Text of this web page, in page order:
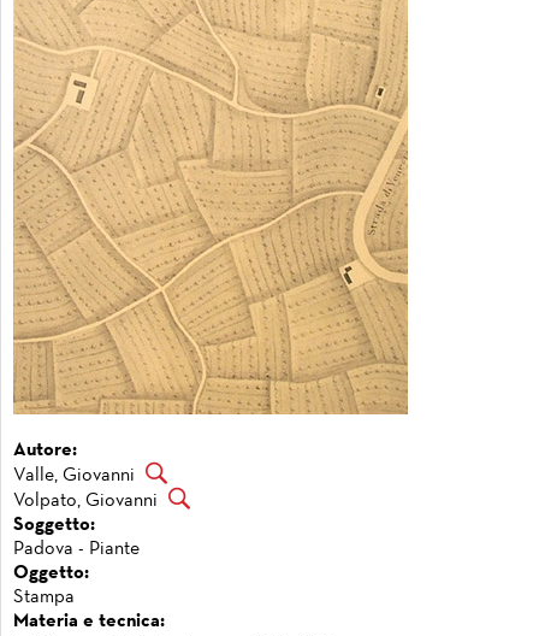
Autore:
Valle, Giovanni
Volpato, Giovanni
Soggetto:
Padova - Piante
Oggetto:
Stampa
Materia e tecnica: